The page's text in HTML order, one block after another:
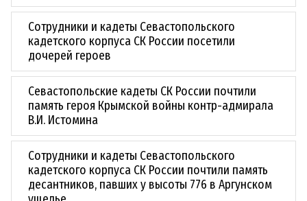
Сотрудники и кадеты Севастопольского
кадетского корпуса СК России посетили
дочерей героев
Севастопольские кадеты СК России почтили
память героя Крымской войны контр-адмирала
В.И. Истомина
Сотрудники и кадеты Севастопольского
кадетского корпуса СК России почтили память
десантников, павших у высоты 776 в Аргунском